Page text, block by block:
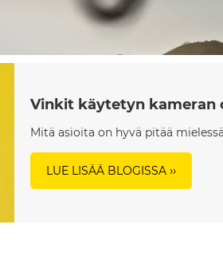
Vinkit käytetyn kameran
Mitä asioita on hyvä pitää
LUE LISÄÄ BLOGISSA ››